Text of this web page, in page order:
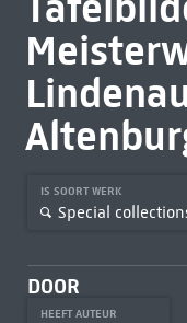
IS SOORT WERK
Special
DOOR
HEEFT AUTEUR